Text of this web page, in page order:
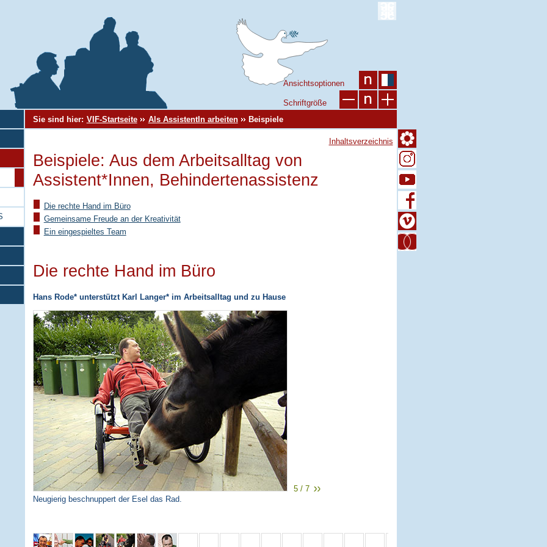
Ansichtsoptionen
Schriftgröße
Sie sind hier: VIF-Startseite Als AssistentIn arbeiten Beispiele
Inhaltsverzeichnis
Beispiele: Aus dem Arbeitsalltag von
Assistent*Innen, Behindertenassistenz
Die rechte Hand im Büro
Gemeinsame Freude an der Kreativität
Ein eingespieltes Team
Die rechte Hand im Büro
Hans Rode* unterstützt Karl Langer* im Arbeitsalltag und zu Hause
5 / 7
Neugierig beschnuppert der Esel das Rad.